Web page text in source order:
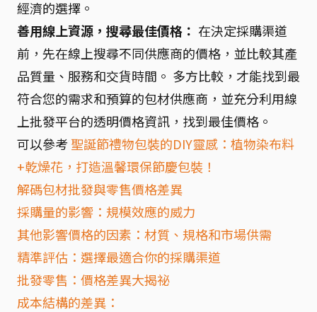
經濟的選擇。
善用線上資源，搜尋最佳價格： 在決定採購渠道
前，先在線上搜尋不同供應商的價格，並比較其產
品質量、服務和交貨時間。 多方比較，才能找到最
符合您的需求和預算的包材供應商，並充分利用線
上批發平台的透明價格資訊，找到最佳價格。
可以參考 聖誕節禮物包裝的DIY靈感：植物染布料
+乾燥花，打造溫馨環保節慶包裝！
解碼包材批發與零售價格差異
採購量的影響：規模效應的威力
其他影響價格的因素：材質、規格和市場供需
精準評估：選擇最適合你的採購渠道
批發零售：價格差異大揭祕
成本結構的差異：